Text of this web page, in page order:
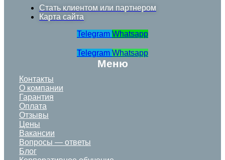
Стать клиентом или партнером
Карта сайта
Telegram Whatsapp
Telegram Whatsapp
Меню
Контакты
О компании
Гарантия
Оплата
Отзывы
Цены
Вакансии
Вопросы — ответы
Блог